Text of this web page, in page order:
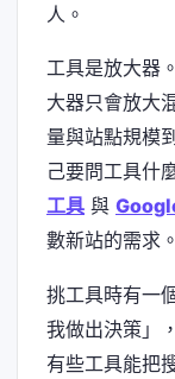
人。
工具是放大器
大器只會放大
量與站點規模
己要問工具什
工具 與
數新站的需求。
挑工具時有一
我做出決策」
有些工具能把